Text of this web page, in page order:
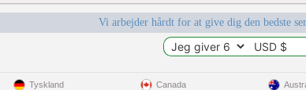
Vi arbejder hårdt for at give dig den bedste
Tyskland Canada